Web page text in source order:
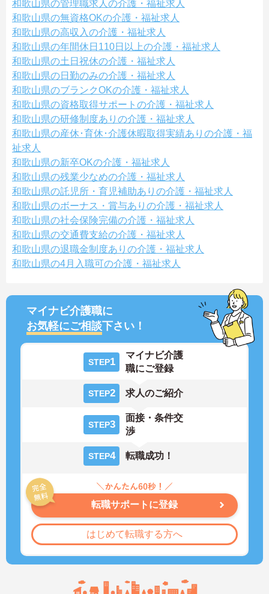
和歌山県の管理職求人の介護・福祉求人
和歌山県の無資格OKの介護・福祉求人
和歌山県の高収入の介護・福祉求人
和歌山県の年間休日110日以上の介護・福祉求人
和歌山県の土日祝休の介護・福祉求人
和歌山県の日勤のみの介護・福祉求人
和歌山県のブランクOKの介護・福祉求人
和歌山県の資格取得サポートの介護・福祉求人
和歌山県の研修制度ありの介護・福祉求人
和歌山県の産休･育休･介護休暇取得実績ありの介護・福
祉求人
和歌山県の新卒OKの介護・福祉求人
和歌山県の残業少なめの介護・福祉求人
和歌山県の託児所・育児補助ありの介護・福祉求人
和歌山県のボーナス・賞与ありの介護・福祉求人
和歌山県の社会保険完備の介護・福祉求人
和歌山県の交通費支給の介護・福祉求人
和歌山県の退職金制度ありの介護・福祉求人
和歌山県の4月入職可の介護・福祉求人
マイナビ介護職に
お気軽にご相談下さい！
STEP1
マイナビ介護
職にご登録
STEP2 求人のご紹介
STEP3
面接・条件交
渉
STEP4 転職成功！
転職サポートに登録
はじめて転職する方へ